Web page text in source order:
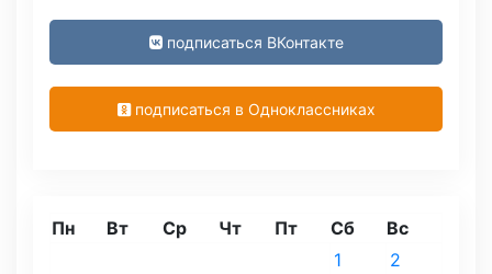
подписаться ВКонтакте
подписаться в Одноклассниках
Пн Вт Ср Чт Пт Сб Вс
1
2